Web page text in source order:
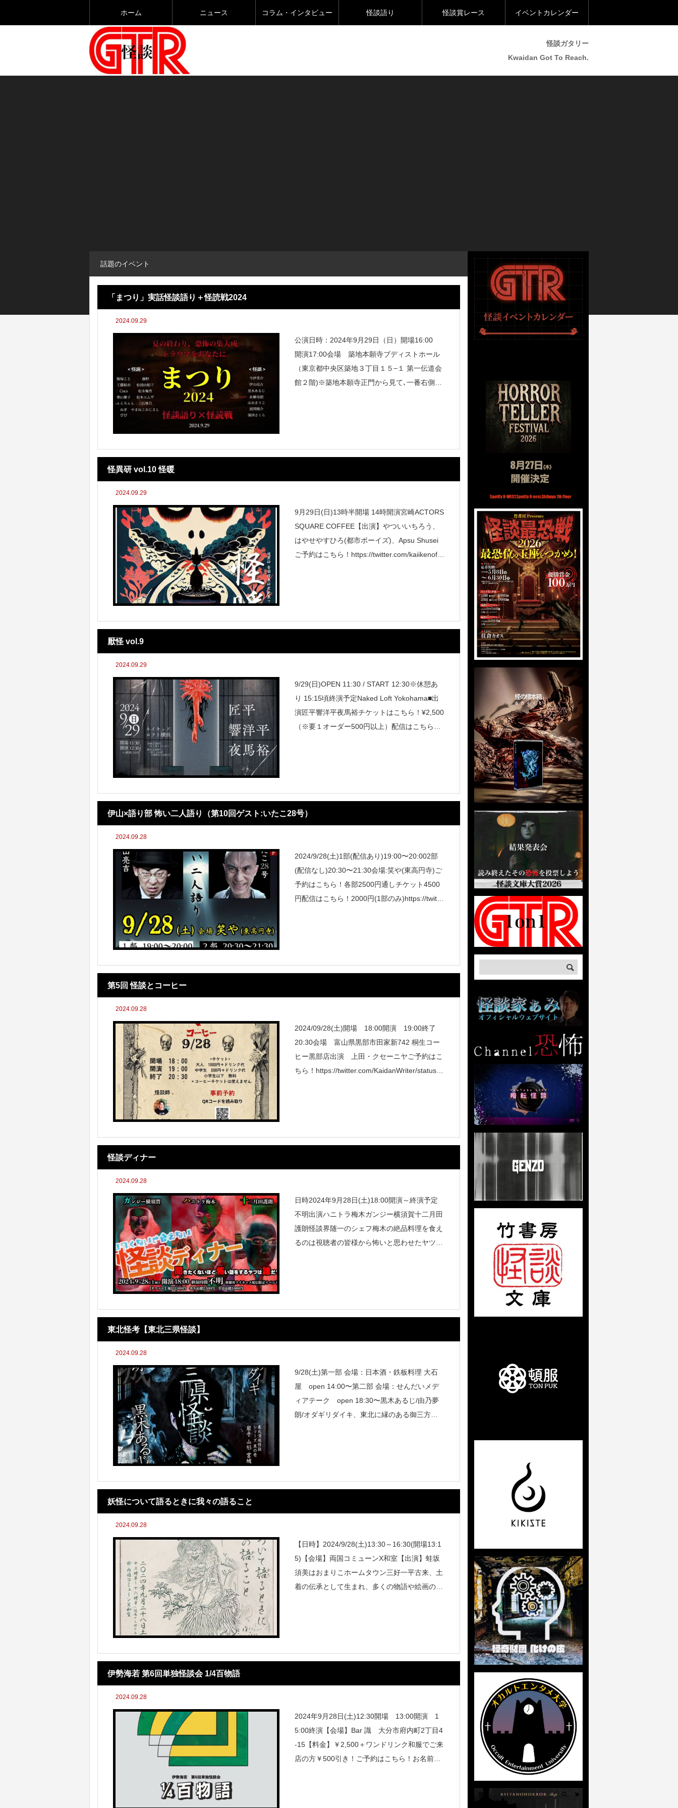
ホーム ニュース コラム・インタビュー 怪談語り 怪談賞レース イベントカレンダー
怪談ガタリー
Kwaidan Got To Reach.
話題のイベント
「まつり」実話怪談語り＋怪読戦2024
2024.09.29
公演日時：2024年9月29日（日）開場16:00
開演17:00会場 築地本願寺ブディストホール
（東京都中央区築地３丁目１５−１ 第一伝道会
館２階)※築地本願寺正門から見て､一番右側の
怪異研 vol.10 怪暖
2024.09.29
9月29日(日)13時半開場 14時開演宮崎ACTORS
SQUARE COFFEE【出演】やついいちろう、
はやせやすひろ(都市ボーイズ)、Apsu Shusei
ご予約はこちら！https://twitter.com/kaiikenoffic
厭怪 vol.9
2024.09.29
9/29(日)OPEN 11:30 / START 12:30※休憩あ
り 15:15頃終演予定Naked Loft Yokohama■出
演匠平響洋平夜馬裕チケットはこちら！¥2,500
（※要１オーダー500円以上）配信はこちら！
伊山×語り部 怖い二人語り（第10回ゲスト:いたこ28号）
2024.09.28
2024/9/28(土)1部(配信あり)19:00〜20:002部
(配信なし)20:30〜21:30会場:笑や(東高円寺)ご
予約はこちら！各部2500円通しチケット4500
円配信はこちら！2000円(1部のみ)https://twitte
第5回 怪談とコーヒー
2024.09.28
2024/09/28(土)開場 18:00開演 19:00終了
20:30会場 富山県黒部市田家新742 桐生コー
ヒー黒部店出演 上田・クセーニヤご予約はこ
ちら！https://twitter.com/KaidanWriter/status/1
怪談ディナー
2024.09.28
日時2024年9月28日(土)18:00開演～終演予定
不明出演ハニトラ梅木ガンジー横須賀十二月田
護朗怪談界随一のシェフ梅木の絶品料理を食え
るのは視聴者の皆様から怖いと思わせたヤツだ
東北怪考【東北三県怪談】
2024.09.28
9/28(土)第一部 会場：日本酒・鉄板料理 大石
屋 open 14:00〜第二部 会場：せんだいメデ
ィアテーク open 18:30〜黒木あるじ/由乃夢
朗/オダギリダイキ、東北に縁のある御三方に
妖怪について語るときに我々の語ること
2024.09.28
【日時】2024/9/28(土)13:30～16:30(開場13:1
5)【会場】両国コミューンX和室【出演】蛙坂
須美はおまりこホームタウン三好一平古来、土
着の伝承として生まれ、多くの物語や絵画の主
伊勢海若 第6回単独怪談会 1/4百物語
2024.09.28
2024年9月28日(土)12:30開場 13:00開演 1
5:00終演【会場】Bar 識 大分市府内町2丁目4
-15【料金】￥2,500＋ワンドリンク和服でご来
店の方￥500引き！ご予約はこちら！お名前、